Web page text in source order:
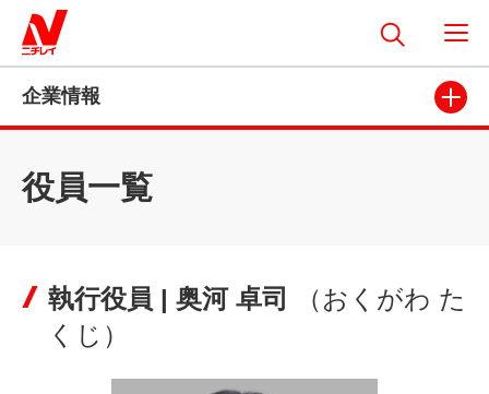
企業情報
役員一覧
執行役員 | 奥河 卓司
（おくがわ た
くじ）